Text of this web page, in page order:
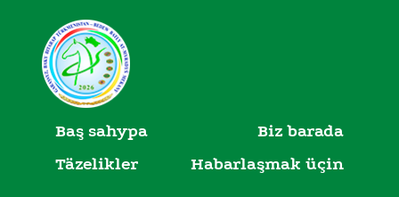
Baş sahypa
Biz barada
Täzelikler
Habarlaşmak üçin